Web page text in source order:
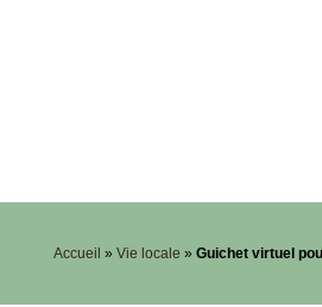
Accueil » Vie locale » Guichet virtuel